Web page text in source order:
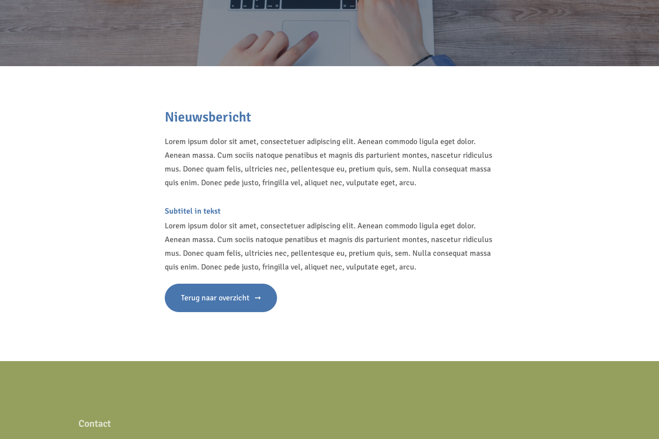
Nieuwsbericht
Lorem ipsum dolor sit amet, consectetuer adipiscing elit. Aenean commodo ligula eget dolor.
Aenean massa. Cum sociis natoque penatibus et magnis dis parturient montes, nascetur ridiculus
mus. Donec quam felis, ultricies nec, pellentesque eu, pretium quis, sem. Nulla consequat massa
quis enim. Donec pede justo, fringilla vel, aliquet nec, vulputate eget, arcu.
Subtitel in tekst
Lorem ipsum dolor sit amet, consectetuer adipiscing elit. Aenean commodo ligula eget dolor.
Aenean massa. Cum sociis natoque penatibus et magnis dis parturient montes, nascetur ridiculus
mus. Donec quam felis, ultricies nec, pellentesque eu, pretium quis, sem. Nulla consequat massa
quis enim. Donec pede justo, fringilla vel, aliquet nec, vulputate eget, arcu.
Terug naar overzicht
Contact